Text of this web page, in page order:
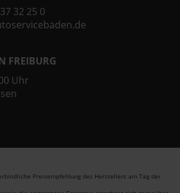
32 25 0
FREIBURG
Uhr
Preisempfehlung des Herstellers am Tag der